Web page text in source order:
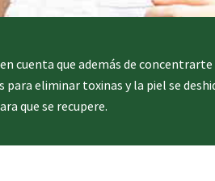
cuenta que además de
eliminar toxinas y la piel se
que se recupere.